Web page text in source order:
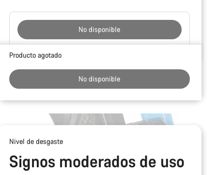
No disponible
Motivos
compra
Producto agotado
No disponible
Nivel de desgaste
Signos moderados de uso